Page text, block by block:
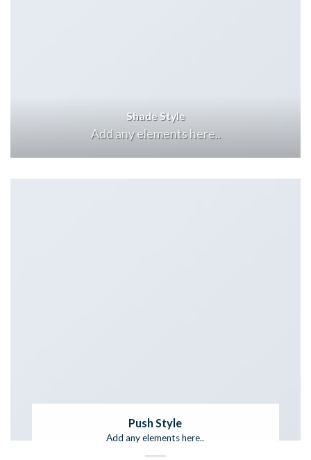
Shade Style
Add any elements here..
Push Style
Add any elements here..